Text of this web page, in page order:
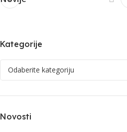
Kategorije
Novosti